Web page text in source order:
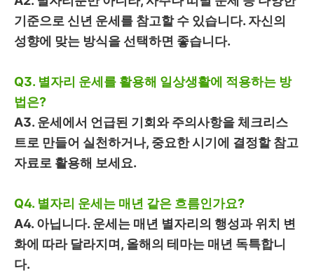
기준으로 신년 운세를 참고할 수 있습니다. 자신의
성향에 맞는 방식을 선택하면 좋습니다.
Q3. 별자리 운세를 활용해 일상생활에 적용하는 방
법은?
A3. 운세에서 언급된 기회와 주의사항을 체크리스
트로 만들어 실천하거나, 중요한 시기에 결정할 참고
자료로 활용해 보세요.
Q4. 별자리 운세는 매년 같은 흐름인가요?
A4. 아닙니다. 운세는 매년 별자리의 행성과 위치 변
화에 따라 달라지며, 올해의 테마는 매년 독특합니
다.